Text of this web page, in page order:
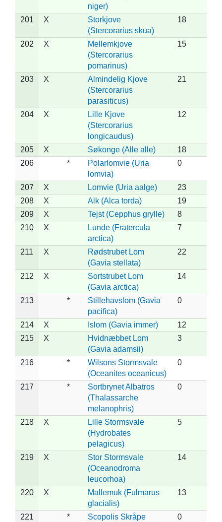
niger)
201 X
Storkjove
(Stercorarius skua)
18
202 X
Mellemkjove
(Stercorarius
pomarinus)
15
203 X
Almindelig Kjove
(Stercorarius
parasiticus)
21
204 X
Lille Kjove
(Stercorarius
longicaudus)
12
205 X Søkonge (Alle alle)
18
206
*
Polarlomvie (Uria
lomvia)
0
207 X Lomvie (Uria aalge)
23
208
X Alk (Alca torda)
19
209
X Tejst (Cepphus grylle)
8
210
X
Lunde (Fratercula
arctica)
7
211 X
Rødstrubet Lom
(Gavia stellata)
22
212 X
Sortstrubet Lom
(Gavia arctica)
14
213 *
Stillehavslom (Gavia
pacifica)
0
214 X Islom (Gavia immer)
12
215
X
Hvidnæbbet Lom
(Gavia adamsii)
3
216 *
Wilsons Stormsvale
(Oceanites oceanicus)
0
217 *
Sortbrynet Albatros
(Thalassarche
melanophris)
0
218 X
Lille Stormsvale
(Hydrobates
pelagicus)
5
219 X
Stor Stormsvale
(Oceanodroma
leucorhoa)
14
220 X
Mallemuk (Fulmarus
glacialis)
13
221 *
Scopolis Skråpe
0